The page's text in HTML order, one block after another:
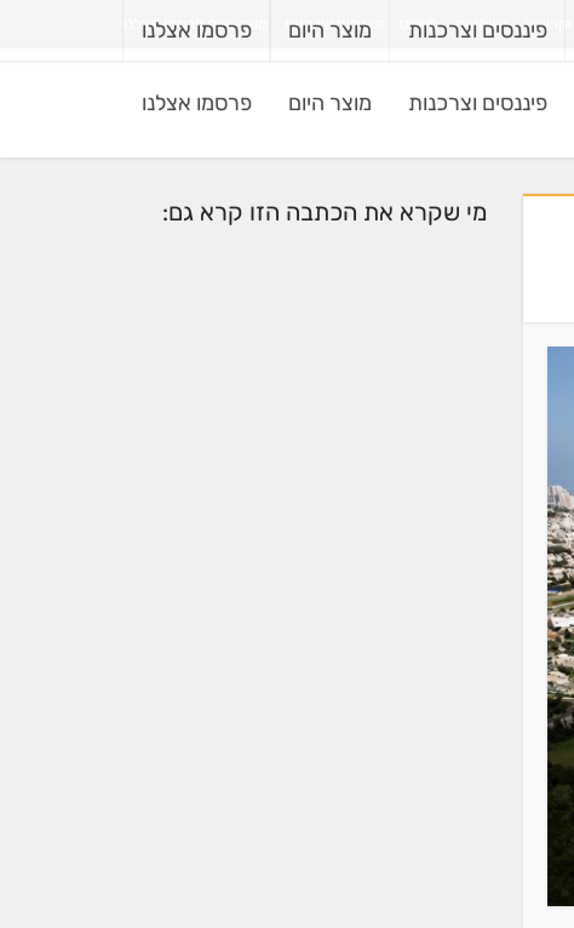
פיננסים וצרכנות מוצר היום פרסמו אצלנו השקעות משפט פיננסים וצרכנות מוצר היום פרסמו אצלנו
פיננסים וצרכנות מוצר היום פרסמו אצלנו
מי שקרא את הכתבה הזו קרא גם: